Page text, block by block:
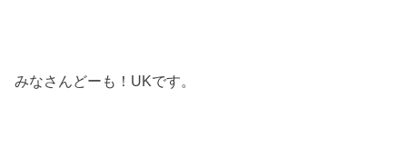
みなさんどーも！UKです。